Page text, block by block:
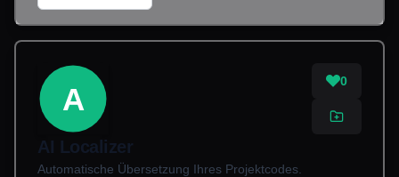
A
0
AI Localizer
Automatische Übersetzung Ihres Projektcodes.